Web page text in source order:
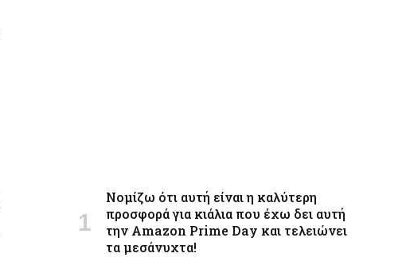
Νομίζω ότι αυτή είναι η καλύτερη
προσφορά για κιάλια που έχω δει αυτή
την Amazon Prime Day και τελειώνει
τα μεσάνυχτα!